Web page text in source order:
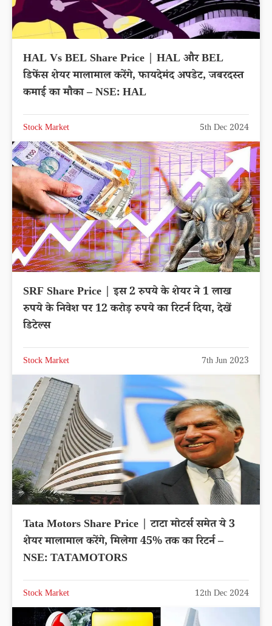
HAL Vs BEL Share Price | HAL और BEL
डिफेंस शेयर मालामाल करेंगे, फायदेमंद अपडेट, जबरदस्त
कमाई का मौका – NSE: HAL
Stock Market 5th Dec 2024
SRF Share Price | इस 2 रुपये के शेयर ने 1 लाख
रुपये के निवेश पर 12 करोड़ रुपये का रिटर्न दिया, देखें
डिटेल्स
Stock Market 7th Jun 2023
Tata Motors Share Price | टाटा मोटर्स समेत ये 3
शेयर मालामाल करेंगे, मिलेगा 45% तक का रिटर्न –
NSE: TATAMOTORS
Stock Market 12th Dec 2024